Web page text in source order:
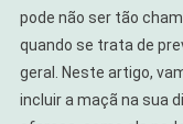
pode não ser tão
quando se trata de
geral. Neste artigo,
incluir a maçã na sua